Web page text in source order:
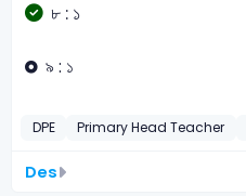
৮ : ১
৯ : ১
DPE Primary Head Teacher
Des